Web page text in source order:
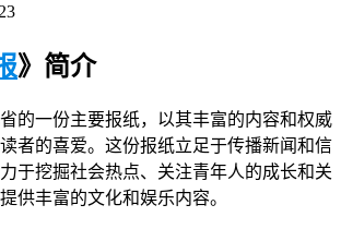
》简介
的一份主要报纸，以其丰富的内容和权威
者的喜爱。这份报纸立足于传播新闻和信
于挖掘社会热点、关注青年人的成长和关
供丰富的文化和娱乐内容。